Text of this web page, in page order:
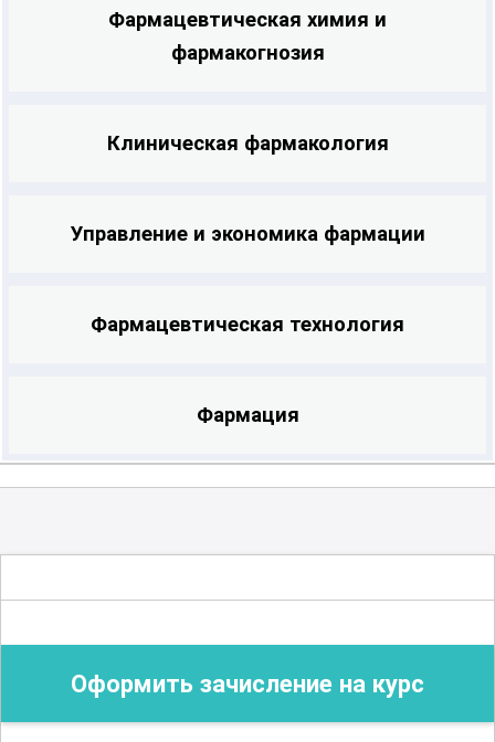
позволят внести значительный вклад в
улучшение здоровья и качества жизни
Фармацевтическая химия и
фармакогнозия
Клиническая фармакология
Управление и экономика фармации
Фармацевтическая технология
Фармация
Оформить зачисление на курс